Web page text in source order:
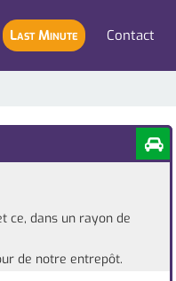
Last Minute Contact
ce, dans un rayon de
de notre entrepôt.